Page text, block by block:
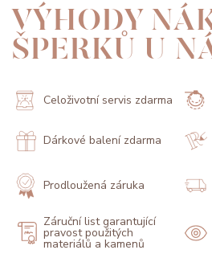
VÝHODY
ŠPERKŮ U
Celoživotní servis zdarma
Dárkové balení zdarma
Prodloužená záruka
Záruční list garantující
pravost použitých
materiálů a kamenů